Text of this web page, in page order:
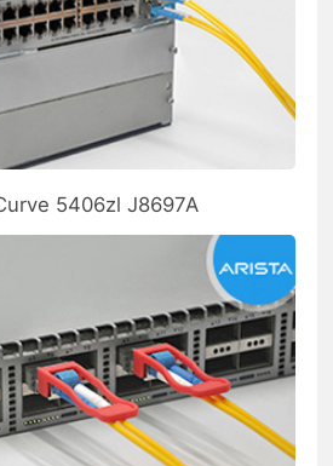
5406zl J8697A